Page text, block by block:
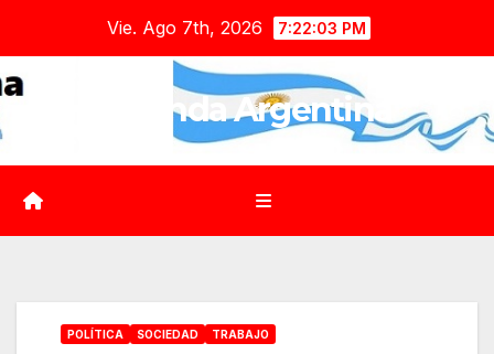
contenido
Vie. Ago 7th, 2026 7:22:04 PM
Agenda Argentina
POLÍTICA SOCIEDAD TRABAJO